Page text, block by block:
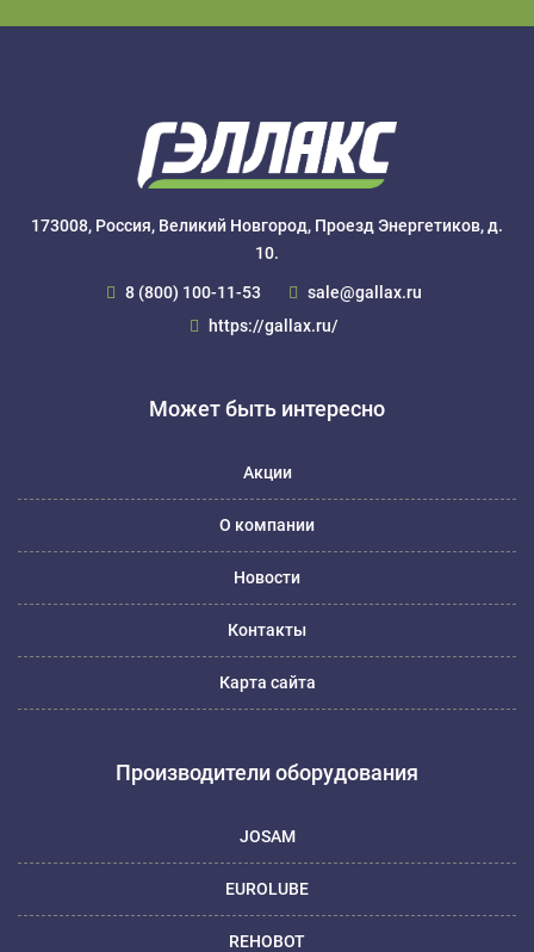
173008, Россия, Великий Новгород, Проезд Энергетиков, д.
10.
8 (800) 100-11-53
sale@gallax.ru
https://gallax.ru/
Может быть интересно
Акции
О компании
Новости
Контакты
Карта сайта
Производители оборудования
JOSAM
EUROLUBE
REHOBOT